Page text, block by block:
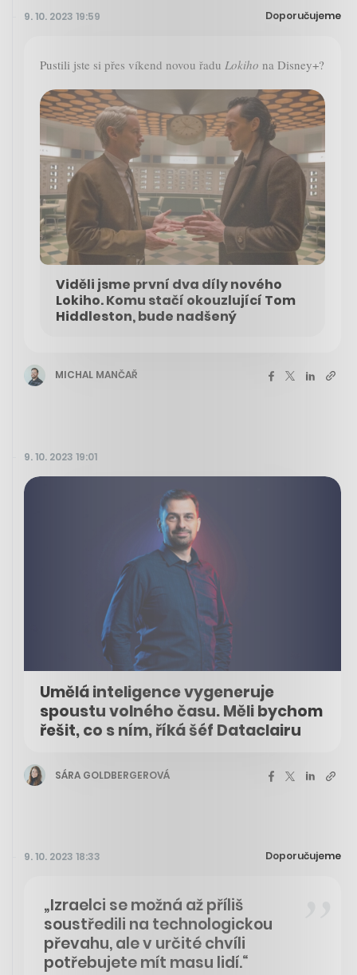
9. 10. 2023 19:59 Doporučujeme
Pustili jste si přes víkend novou řadu Lokiho na Disney+?
Viděli jsme první dva díly nového
Lokiho. Komu stačí okouzlující Tom
Hiddleston, bude nadšený
MICHAL MANČAŘ
9. 10. 2023 19:01
Umělá inteligence vygeneruje
spoustu volného času. Měli bychom
řešit, co s ním, říká šéf Dataclairu
SÁRA GOLDBERGEROVÁ
9. 10. 2023 18:33 Doporučujeme
„Izraelci se možná až příliš
soustředili na technologickou
převahu, ale v určité chvíli
potřebujete mít masu lidí.“